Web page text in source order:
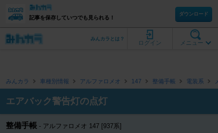
記事を保存していつでも見られる！
ダウンロード
メニュー
ログイン
みんカラとは？
みんカラ 車種別情報 アルファロメオ 147 整備手帳 電装系
エアバック警告灯の点灯
整備手帳 アルファロメオ 147 [937系]